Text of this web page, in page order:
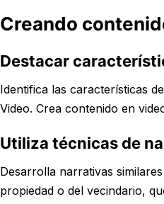
Creando
Destacar
Identifica las características
Video. Crea contenido en
Utiliza técnicas de
Desarrolla narrativas
propiedad o del vecindario,